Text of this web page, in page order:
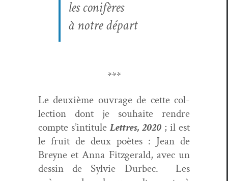
les conifères
à notre départ
***
Le deux­ième ouvrage de cette col­
lec­tion dont je souhaite ren­dre
compte s’in­ti­t­ule Let­tres, 2020 ; il est
le fruit de deux poètes : Jean de
Breyne et Anna Fitzger­ald, avec un
dessin de Sylvie Durbec.
Les